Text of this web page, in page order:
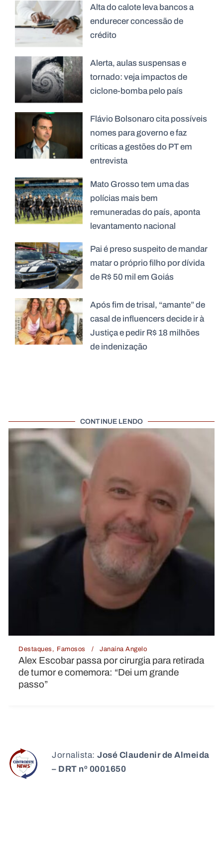
Alta do calote leva bancos a
endurecer concessão de
crédito
Alerta, aulas suspensas e
tornado: veja impactos de
ciclone-bomba pelo país
Flávio Bolsonaro cita possíveis
nomes para governo e faz
críticas a gestões do PT em
entrevista
Mato Grosso tem uma das
polícias mais bem
remuneradas do país, aponta
levantamento nacional
Pai é preso suspeito de mandar
matar o próprio filho por dívida
de R$ 50 mil em Goiás
Após fim de trisal, “amante” de
casal de influencers decide ir à
Justiça e pedir R$ 18 milhões
de indenização
CONTINUE LENDO
Destaques Internacional Janaína Angelo
Impasse no Senado dos EUA adia
de indicado para embaixada no Brasil
Jornalista: José Claudenir de Almeida
– DRT nº 0001650